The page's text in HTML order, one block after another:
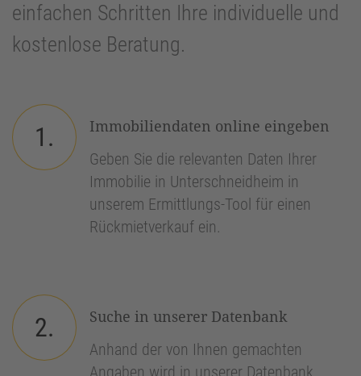
einfachen Schritten Ihre individuelle und
kostenlose Beratung.
1.
Immobiliendaten online eingeben
Geben Sie die relevanten Daten Ihrer
Immobilie in Unterschneidheim in
unserem Ermittlungs-Tool für einen
Rückmietverkauf ein.
2.
Suche in unserer Datenbank
Anhand der von Ihnen gemachten